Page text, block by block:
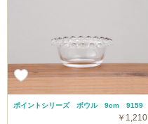
ポイントシリーズ ボウル 9cm 9159
￥1,210